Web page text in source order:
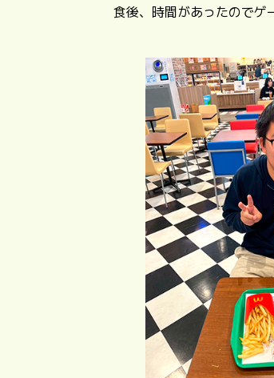
食後、時間があったのでゲ